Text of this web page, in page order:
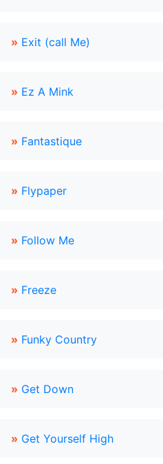
» Exit (call Me)
» Ez A Mink
» Fantastique
» Flypaper
» Follow Me
» Freeze
» Funky Country
» Get Down
» Get Yourself High